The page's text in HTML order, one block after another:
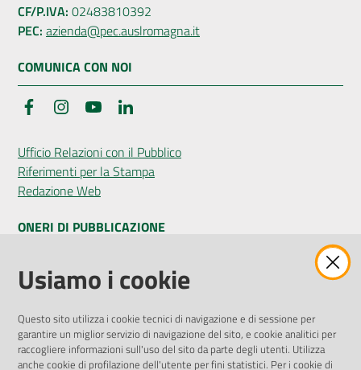
CF/P.IVA: 02483810392
PEC: azienda@pec.auslromagna.it
COMUNICA CON NOI
FacebookInstagramYouTube
Ufficio Relazioni con il Pubblico
Riferimenti per la Stampa
Redazione Web
ONERI DI PUBBLICAZIONE
Amministrazione Trasparente
Pubblicità legale
Privacy Policy
Attuazione Misure PNRR
Liste di Attesa
Usiamo i cookie
Questo sito utilizza i cookie tecnici di navigazione e di sessione per
garantire un miglior servizio di navigazione del sito, e cookie analitici per
raccogliere informazioni sull'uso del sito da parte degli utenti. Utilizza
anche cookie di profilazione dell'utente per fini statistici. Per i cookie di